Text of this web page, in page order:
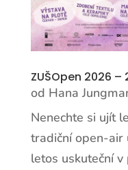
ZUŠOpen 2026 –
od Hana
Nenechte si ujít
tradiční open-air
letos uskuteční